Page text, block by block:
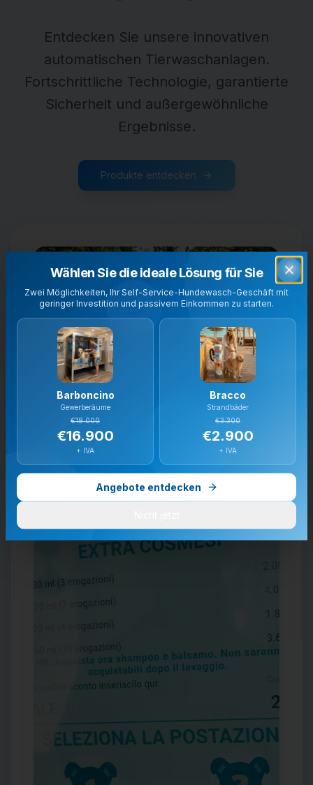
Entdecken Sie unsere innovativen
automatischen Tierwaschanlagen.
Fortschrittliche Technologie, garantierte
Sicherheit und außergewöhnliche
Ergebnisse.
Produkte entdecken
Wählen Sie die ideale Lösung für Sie
Zwei Möglichkeiten, Ihr Self-Service-Hundewasch-Geschäft mit
geringer Investition und passivem Einkommen zu starten.
Barboncino
Gewerberäume
€18.000
€16.900
+ IVA
Bracco
Strandbäder
€3.300
€2.900
+ IVA
Angebote entdecken